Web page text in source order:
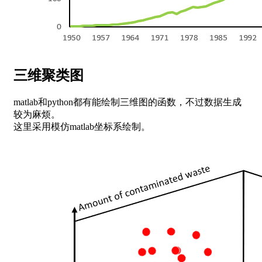
三维聚类图
matlab和python都有能绘制三维图的函数，不过数据生成
较为麻烦。
这里采用模仿matlab坐标系绘制。